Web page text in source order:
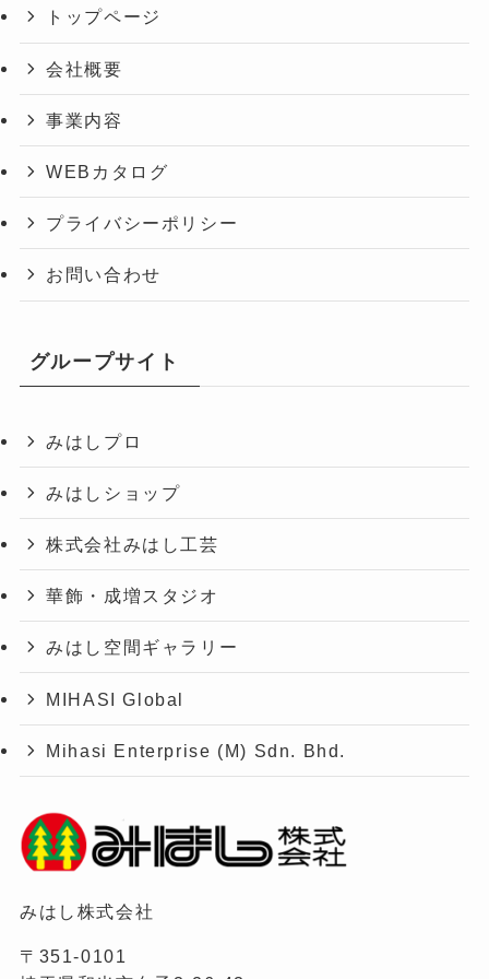
トップページ
会社概要
事業内容
WEBカタログ
プライバシーポリシー
お問い合わせ
グループサイト
みはしプロ
みはしショップ
株式会社みはし工芸
華飾・成増スタジオ
みはし空間ギャラリー
MIHASI Global
Mihasi Enterprise (M) Sdn. Bhd.
みはし株式会社
〒351-0101